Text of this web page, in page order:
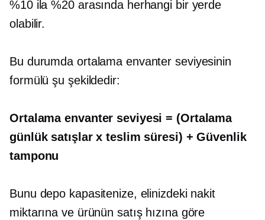
%10 ila %20 arasında herhangi bir yerde
olabilir.
Bu durumda ortalama envanter seviyesinin
formülü şu şekildedir:
Ortalama envanter seviyesi = (Ortalama
günlük satışlar x teslim süresi) + Güvenlik
tamponu
Bunu depo kapasitenize, elinizdeki nakit
miktarına ve ürünün satış hızına göre